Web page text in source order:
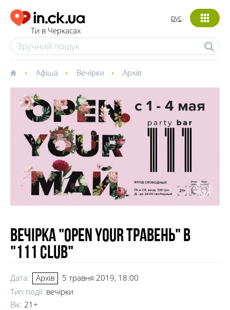
Ти в Черкасах
рус
Афіша Вечірки Архів
Вечірка "Open your Травень" в
"111 club"
Дата: Архів
5 травня 2019, 18:00
Тип події: вечірки
Вік: 21+